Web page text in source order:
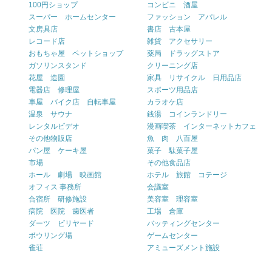
100円ショップ
コンビニ 酒屋
スーパー ホームセンター
ファッション アパレル
文房具店
書店 古本屋
レコード店
雑貨 アクセサリー
おもちゃ屋 ペットショップ
薬局 ドラッグストア
ガソリンスタンド
クリーニング店
花屋 造園
家具 リサイクル 日用品店
電器店 修理屋
スポーツ用品店
車屋 バイク店 自転車屋
カラオケ店
温泉 サウナ
銭湯 コインランドリー
レンタルビデオ
漫画喫茶 インターネットカフェ
その他物販店
魚 肉 八百屋
パン屋 ケーキ屋
菓子 駄菓子屋
市場
その他食品店
ホール 劇場 映画館
ホテル 旅館 コテージ
オフィス 事務所
会議室
合宿所 研修施設
美容室 理容室
病院 医院 歯医者
工場 倉庫
ダーツ ビリヤード
バッティングセンター
ボウリング場
ゲームセンター
雀荘
アミューズメント施設